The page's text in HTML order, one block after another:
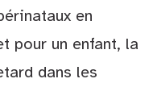
en
pour un enfant, la
dans les